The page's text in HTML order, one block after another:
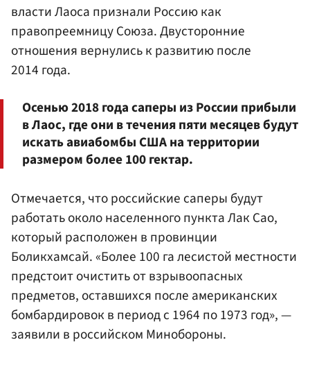
власти Лаоса признали Россию как
правопреемницу Союза. Двусторонние
отношения вернулись к развитию после
2014 года.
Осенью 2018 года саперы из России прибыли
в Лаос, где они в течения пяти месяцев будут
искать авиабомбы США на территории
размером более 100 гектар.
Отмечается, что российские саперы будут
работать около населенного пункта Лак Сао,
который расположен в провинции
Боликхамсай. «Более 100 га лесистой местности
предстоит очистить от взрывоопасных
предметов, оставшихся после американских
бомбардировок в период с 1964 по 1973 год», —
заявили в российском Минобороны.